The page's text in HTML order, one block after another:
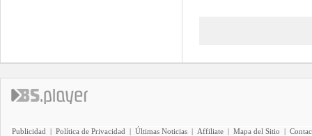
Publicidad | Política de Privacidad | Últimas Noticias | Affiliate | Mapa del Sitio |